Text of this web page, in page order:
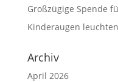
Großzügige Spende
Kinderaugen leuchten
Archiv
April 2026